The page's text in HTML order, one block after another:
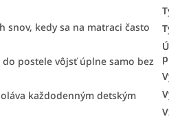
snov, kedy sa na matraci často
postele vôjsť úplne samo bez
každodenným detským